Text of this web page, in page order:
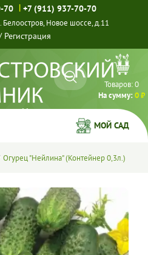
70 | +7 (911) 937-70-70
Белоостров, Новое шоссе, д.11
Регистрация
Товаров:0
На сумму:0 ₽
РЕШЕНИЯ
МОЙ САД
Огурец "Нейлина" (Контейнер 0,3л.)